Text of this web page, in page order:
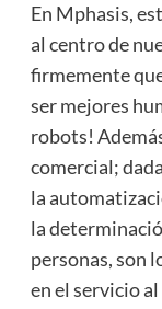
En Mphasis,
al centro de
firmemente
ser mejores
robots!
comercial;
la
la
personas, son
en el servicio